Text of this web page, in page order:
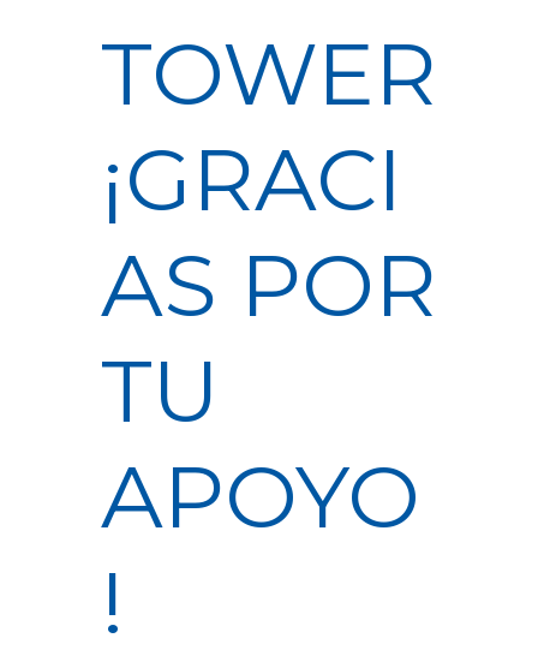
TOWER
¡GRACI
AS POR
TU
APOYO
!